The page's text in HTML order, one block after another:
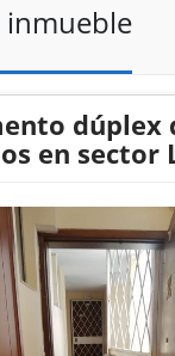
inmueble
dúplex
en sector